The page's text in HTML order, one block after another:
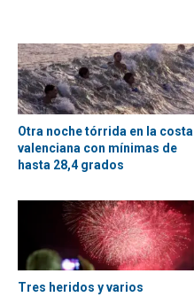
Otra noche tórrida en la costa
valenciana con mínimas de
hasta 28,4 grados
Tres heridos y varios